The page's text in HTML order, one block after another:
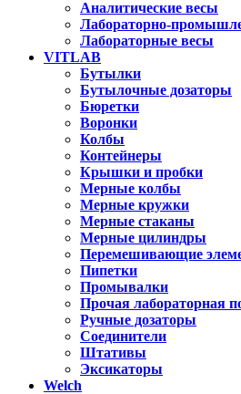
Аналитические весы
Лабораторно-
Лабораторные весы
VITLAB
Бутылки
Бутылочные дозаторы
Бюретки
Воронки
Колбы
Контейнеры
Крышки и пробки
Мерные колбы
Мерные кружки
Мерные стаканы
Мерные цилиндры
Перемешивающие
Пипетки
Промывалки
Прочая лабораторная
Ручные дозаторы
Соединители
Штативы
Эксикаторы
Welch